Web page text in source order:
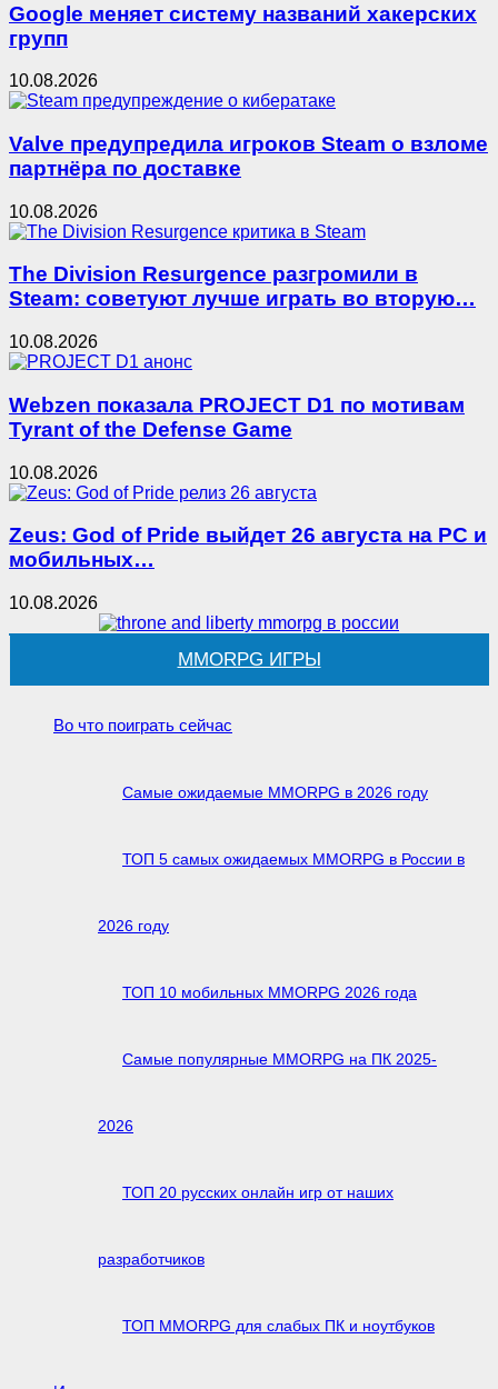
Google меняет систему названий хакерских
групп
10.08.2026
Valve предупредила игроков Steam о взломе
партнёра по доставке
10.08.2026
The Division Resurgence разгромили в
Steam: советуют лучше играть во вторую…
10.08.2026
Webzen показала PROJECT D1 по мотивам
Tyrant of the Defense Game
10.08.2026
Zeus: God of Pride выйдет 26 августа на PC и
мобильных…
10.08.2026
MMORPG ИГРЫ
Во что поиграть сейчас
Самые ожидаемые MMORPG в 2026 году
ТОП 5 самых ожидаемых MMORPG в России в
2026 году
ТОП 10 мобильных MMORPG 2026 года
Самые популярные MMORPG на ПК 2025-
2026
ТОП 20 русских онлайн игр от наших
разработчиков
ТОП MMORPG для слабых ПК и ноутбуков